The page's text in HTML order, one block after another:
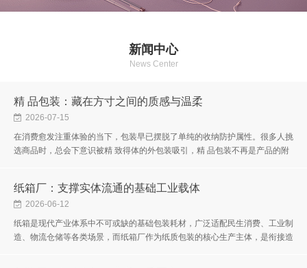
新闻中心
News Center
精 品包装：藏在方寸之间的质感与温柔
2026-07-15
在消费愈发注重体验的当下，包装早已摆脱了单纯的收纳防护属性。很多人挑
选商品时，总会下意识被精 致得体的外包装吸引，精 品包装不再是产品的附
纸箱厂：支撑实体流通的基础工业载体
2026-06-12
纸箱是现代产业体系中不可或缺的基础包装耗材，广泛适配民生消费、工业制
造、物流仓储等各类场景，而纸箱厂作为纸质包装的核心生产主体，是衔接造